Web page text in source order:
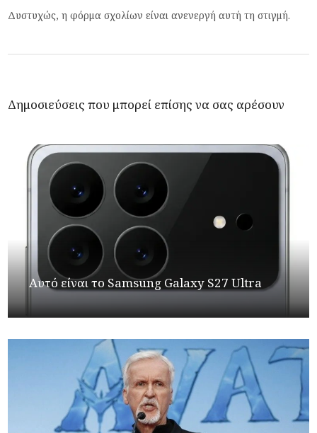
Δυστυχώς, η φόρμα σχολίων είναι ανενεργή αυτή τη στιγμή.
Δημοσιεύσεις που μπορεί επίσης να σας αρέσουν
Αυτό είναι το Samsung Galaxy S27 Ultra